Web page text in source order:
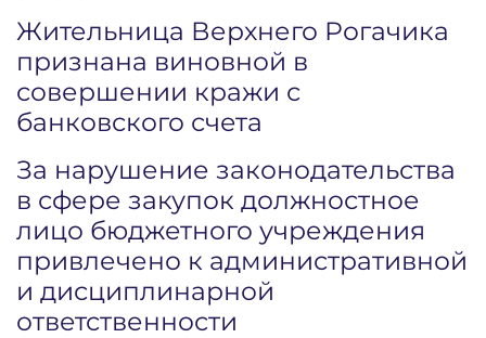
Жительница Верхнего Рогачика
признана виновной в
совершении кражи с
банковского счета
За нарушение законодательства
в сфере закупок должностное
лицо бюджетного учреждения
привлечено к административной
и дисциплинарной
ответственности